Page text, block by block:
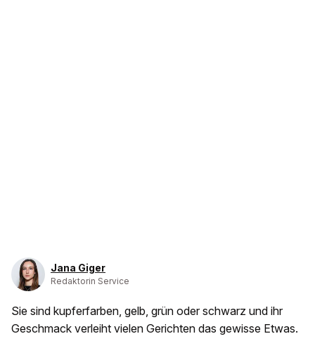
Jana Giger
Redaktorin Service
Sie sind kupferfarben, gelb, grün oder schwarz und ihr
Geschmack verleiht vielen Gerichten das gewisse Etwas.